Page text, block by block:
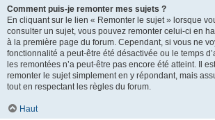
Comment puis-je remonter mes sujets ?
En cliquant sur le lien « Remonter le sujet » lorsque
consulter un sujet, vous pouvez remonter celui-ci en
à la première page du forum. Cependant, si vous ne
fonctionnalité a peut-être été désactivée ou le temps
les remontées n’a peut-être pas encore été atteint. Il
remonter le sujet simplement en y répondant, mais
tout en respectant les règles du forum.
Haut